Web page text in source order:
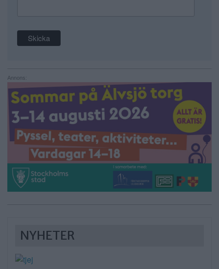
Annons:
NYHETER